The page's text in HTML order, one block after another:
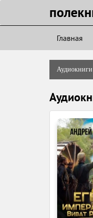
Главная
Аудиокниги